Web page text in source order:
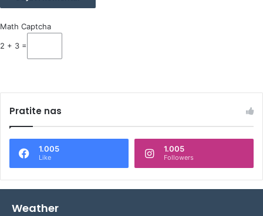
Math Captcha
2 + 3 =
Pratite nas
1.005
Like
1.005
Followers
Weather